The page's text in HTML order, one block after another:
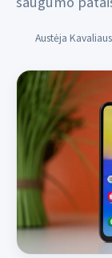
Austėja